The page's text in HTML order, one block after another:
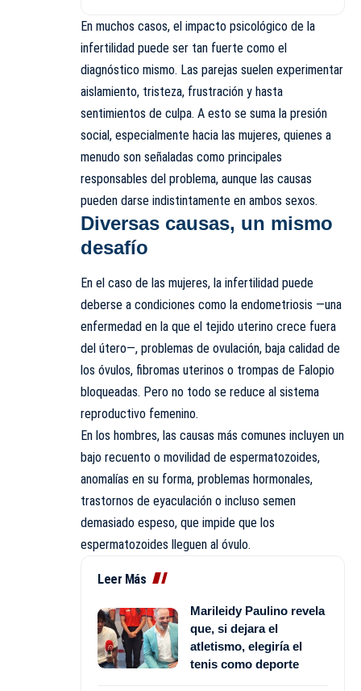
En muchos casos, el impacto psicológico de la
infertilidad puede ser tan fuerte como el
diagnóstico mismo. Las parejas suelen experimentar
aislamiento, tristeza, frustración y hasta
sentimientos de culpa. A esto se suma la presión
social, especialmente hacia las mujeres, quienes a
menudo son señaladas como principales
responsables del problema, aunque las causas
pueden darse indistintamente en ambos sexos.
Diversas causas, un mismo
desafío
En el caso de las mujeres, la infertilidad puede
deberse a condiciones como la endometriosis —una
enfermedad en la que el tejido uterino crece fuera
del útero—, problemas de ovulación, baja calidad de
los óvulos, fibromas uterinos o trompas de Falopio
bloqueadas. Pero no todo se reduce al sistema
reproductivo femenino.
En los hombres, las causas más comunes incluyen un
bajo recuento o movilidad de espermatozoides,
anomalías en su forma, problemas hormonales,
trastornos de eyaculación o incluso semen
demasiado espeso, que impide que los
espermatozoides lleguen al óvulo.
Leer Más
Marileidy Paulino revela
que, si dejara el
atletismo, elegiría el
tenis como deporte